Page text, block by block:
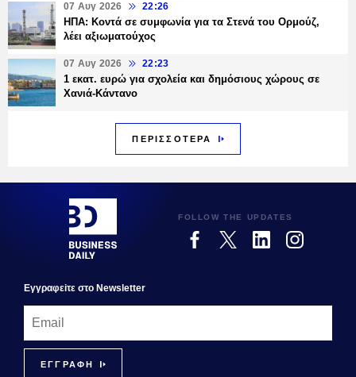
07 Αυγ 2026 22:26
ΗΠΑ: Κοντά σε συμφωνία για τα Στενά του Ορμούζ,
λέει αξιωματούχος
07 Αυγ 2026 22:23
1 εκατ. ευρώ για σχολεία και δημόσιους χώρους σε
Χανιά-Κάντανο
ΠΕΡΙΣΣΟΤΕΡΑ
FOLLOW THE UPDATES
Εγγραφεiτε στο Newsletter